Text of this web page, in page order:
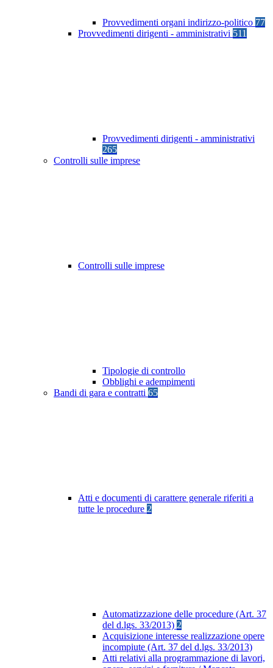
Provvedimenti organi indirizzo-politico 77
Provvedimenti dirigenti - amministrativi 511
Provvedimenti dirigenti - amministrativi
265
Controlli sulle imprese
Controlli sulle imprese
Tipologie di controllo
Obblighi e adempimenti
Bandi di gara e contratti 65
Atti e documenti di carattere generale riferiti a
tutte le procedure 2
Automatizzazione delle procedure (Art. 37
del d.lgs. 33/2013) 2
Acquisizione interesse realizzazione opere
incompiute (Art. 37 del d.lgs. 33/2013)
Atti relativi alla programmazione di lavori,